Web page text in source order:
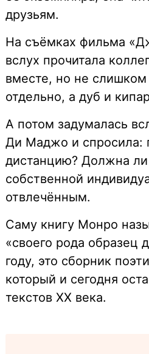
друзьям.
На съёмках фильма
вслух прочитала
вместе, но не слишком
отдельно, а дуб и
А потом задумалась
Ди Маджо и спросила:
дистанцию? Должна
собственной
отвлечённым.
Саму книгу Монро
«своего рода образец
году, это сборник
который и сегодня
текстов XX века.